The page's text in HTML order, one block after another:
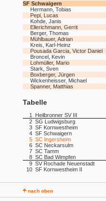
SF Schwaigern
Hermann, Tobias
Pepi, Lucas
Kohde, Janis
Ellerichmann, Gerrit
Berger, Thomas
Mühlbauer, Adrian
Kreis, Karl-Heinz
Pousada Garcia, Victor Daniel
Broncel, Kevin
Lohmüller, Mario
Stark, Sven
Boxberger, Jürgen
Wickenheisser, Michael
Spanner, Matthias
Tabelle
1
Heilbronner SV III
2 SG Ludwigsburg
3 SF Kornwestheim
4 SF Schwaigern
5 SC Ingersheim
6 SC Neckarsulm
7 SC Tamm
8 SC Bad Wimpfen
9 SV Rochade Neuenstadt
10 SF Kornwestheim II
nach oben